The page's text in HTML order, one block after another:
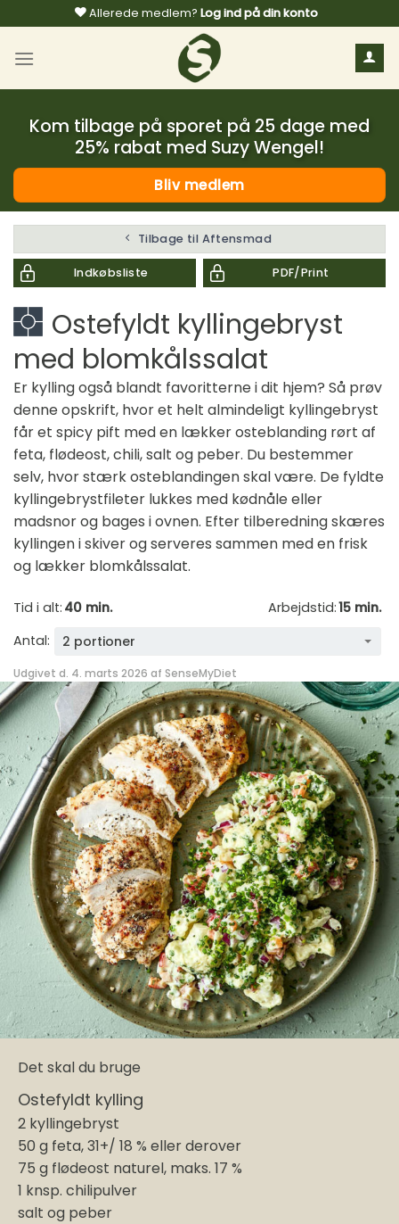
til
indhold
Allerede medlem? Log ind på din konto
Kom tilbage på sporet på 25 dage med
25% rabat med Suzy Wengel!
Bliv medlem
Tilbage til Aftensmad
Indkøbsliste PDF/Print
Ostefyldt kyllingebryst
med blomkålssalat
Er kylling også blandt favoritterne i dit hjem? Så prøv
denne opskrift, hvor et helt almindeligt kyllingebryst
får et spicy pift med en lækker osteblanding rørt af
feta, flødeost, chili, salt og peber. Du bestemmer
selv, hvor stærk osteblandingen skal være. De fyldte
kyllingebrystfileter lukkes med kødnåle eller
madsnor og bages i ovnen. Efter tilberedning skæres
kyllingen i skiver og serveres sammen med en frisk
og lækker blomkålssalat.
Tid i alt: 40 min. Arbejdstid:15 min.
Antal:
2 portioner
Udgivet d. 4. marts 2026 af SenseMyDiet
Det skal du bruge
Ostefyldt kylling
2 kyllingebryst
50 g feta, 31+/ 18 % eller derover
75 g flødeost naturel, maks. 17 %
1 knsp. chilipulver
salt og peber